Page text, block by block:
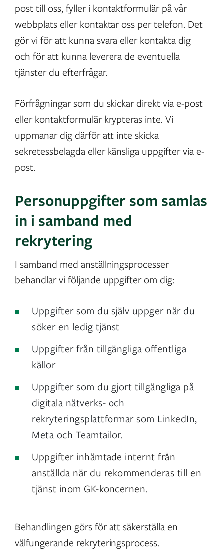
post till oss, fyller i kontaktformulär på vår
webbplats eller kontaktar oss per telefon. Det
gör vi för att kunna svara eller kontakta dig
och för att kunna leverera de eventuella
tjänster du efterfrågar.
Förfrågningar som du skickar direkt via e-post
eller kontaktformulär krypteras inte. Vi
uppmanar dig därför att inte skicka
sekretessbelagda eller känsliga uppgifter via e-
post.
Personuppgifter som samlas
in i samband med
rekrytering
I samband med anställningsprocesser
behandlar vi följande uppgifter om dig:
Uppgifter som du själv uppger när du
söker en ledig tjänst
Uppgifter från tillgängliga offentliga
källor
Uppgifter som du gjort tillgängliga på
digitala nätverks- och
rekryteringsplattformar som LinkedIn,
Meta och Teamtailor.
Uppgifter inhämtade internt från
anställda när du rekommenderas till en
tjänst inom GK-koncernen.
Behandlingen görs för att säkerställa en
välfungerande rekryteringsprocess.